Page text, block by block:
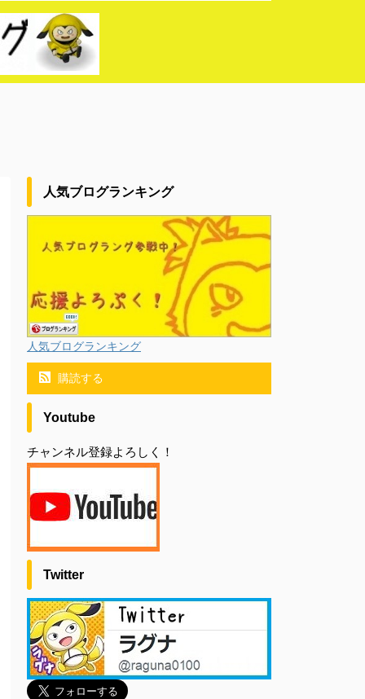
人気ブログランキング
人気ブログランキング
購読する
Youtube
チャンネル登録よろしく！
Twitter